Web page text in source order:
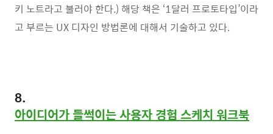
키 노트라고 불러야 한다.) 해당 책은 ‘1달러 프로토타입’이라
고 부르는 UX 디자인 방법론에 대해서 기술하고 있다.
8.
아이디어가 들썩이는 사용자 경험 스케치 워크북